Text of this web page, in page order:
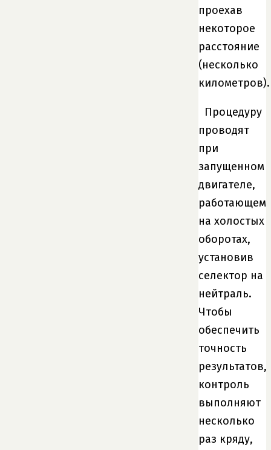
проехав
некоторое
расстояние
(несколько
километров).
Процедуру
проводят
при
запущенном
двигателе,
работающем
на холостых
оборотах,
установив
селектор на
нейтраль.
Чтобы
обеспечить
точность
результатов,
контроль
выполняют
несколько
раз кряду,